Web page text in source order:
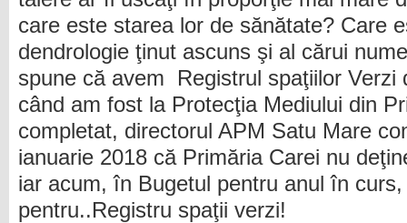
care este starea lor de sănătate? Care
dendrologie ţinut ascuns şi al cărui
spune că avem Registrul spaţiilor Verzi
când am fost la Protecţia Mediului din
completat, directorul APM Satu Mare
ianuarie 2018 că Primăria Carei nu
iar acum, în Bugetul pentru anul în
pentru..Registru spaţii verzi!